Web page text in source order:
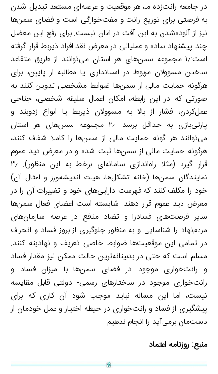
در جامعه رانت‌زده ما، هر موقعیت و عرصه‌ای مستعد تبدیل شدن
به فرصتی برای توزیع رانت و مفت‌خوارگی است و فضای سمن‌ها
نیز از آلوده‌شدن به این آفت در امان نیست. برای رفع این معضل
چند پیشنهاد ساده و عملیاتی در معرض نقد افراد ذیربط قرار گرفته
است:۱٫ مجموعه سمن‌های هر استان می‌توانند از طریق متقاعد
ساختن مسوولان مربوط در استانداری یا مطالبه از پایین، برای
هرگونه حمایت مالی از سمن‌ها ضوابط مشخصی تدوین كنند به
صورتی كه در این رابطه، امكان اعمال سلیقه شخصی، جناحی
عمل‌كردن، فشار از بالا به مسوولان ذیربط یا انواع زدوبند و
پارتی‌بازی به حداقل برسد. ۲٫ مجموعه سمن‌های هر استان
می‌توانند هر گونه حمایت مالی از سمن‌ها را كاملا شفاف كنند،
هرگونه حمایت مالی از سمن‌ها ثبت شده و در معرض دید عموم
قرار گیرد (مثلا راه‌اندازی سامانه‌ای برخط به این منظور). ۳٫
نمایندگان سمن‌ها (خانه تشكل‌ها، هیات اندیشه‌ورز و امثال آن)
خود را مكلف كنند كه فهرست دارایی‌های خود و تغییرات آن را در
معرض دید عموم قرار دهند. شایسته است اعضای فعال سمن‌ها
سایر فرصت‌های فسادزا و تضاد منافع در عرصه سازمان‌های
مردم‌نهاد را شناسایی و به منظور جلوگیری از بروز فساد و انحراف
در تمامی این موقعیت‌ها ضوابط خاصی تعریف و نهادینه كنند.
مسلم است كه حتی در بدبینانه‌ترین حالت ممكن نیز مقدار فساد
و رانت‌خواری موجود در فضای سمن‌ها با میزان فساد و
رانت‌خواری موجود در ساختارهای رسمی- دولتی قابل مقایسه
نیست، اما این مساله نباید موجب شود آن كاری كه برای
پیشگیری از فساد و رانت‌خواری در حیطه اختیار و عمل خودمان از
دست‌مان برمی‌آید را انجام ندهیم.
منبع: روزنامه اعتماد